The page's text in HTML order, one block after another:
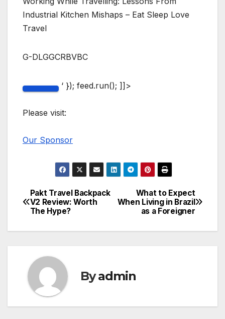
Industrial Kitchen Mishaps – Eat Sleep Love
Travel
G-DLGGCRBVBC
‘ }); feed.run(); ]]>
Please visit:
Our Sponsor
Post
navigation
What to Expect
When Living in Brazil
as a Foreigner
Pakt Travel Backpack
V2 Review: Worth
The Hype?
Byadmin